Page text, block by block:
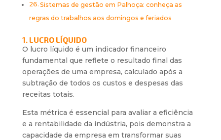
Sistemas de gestão em Palhoça: conheça as
regras do trabalhos aos domingos e feriados
1. LUCRO LÍQUIDO
O lucro líquido é um indicador financeiro
fundamental que reflete o resultado final das
operações de uma empresa, calculado após a
subtração de todos os custos e despesas das
receitas totais.
Esta métrica é essencial para avaliar a eficiência
e a rentabilidade da indústria, pois demonstra a
capacidade da empresa em transformar suas